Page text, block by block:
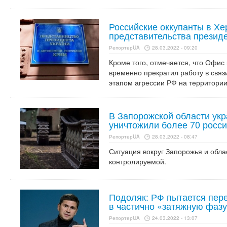
Российские оккупанты в
представительства
РепортерUA 28.03.2022 - 09:20
Кроме того, отмечается, что Офис
временно прекратил работу в
этапом агрессии РФ на
В Запорожской области
уничтожили более 70
РепортерUA 28.03.2022 - 08:47
Ситуация вокруг Запорожья и
контролируемой.
Подоляк: РФ пытается
в частично «затяжную
РепортерUA 24.03.2022 - 13:07